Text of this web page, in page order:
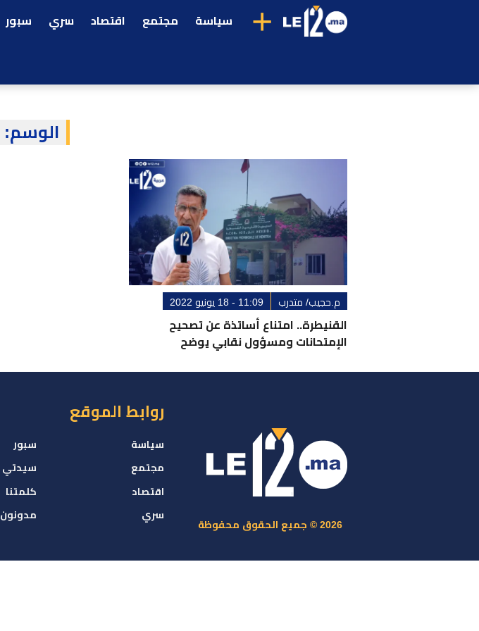
+ سياسة مجتمع اقتصاد سري سبور
الوسم:
م.حجيب/ متدرب 11:09 - 18 يونيو 2022
القنيطرة.. امتناع أساتذة عن تصحيح
الإمتحانات ومسؤول نقابي يوضح
2026 © جميع الحقوق محفوظة
روابط الموقع
سياسة
مجتمع
اقتصاد
سري
سبور
سيدتي
كلمتنا
مدونون